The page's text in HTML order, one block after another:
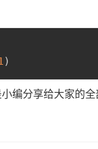
)
编分享给大家的